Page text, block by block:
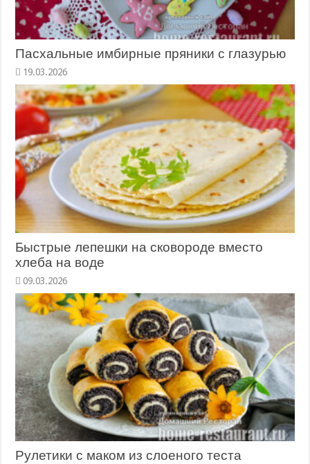
Пасхальные имбирные пряники с глазурью
19.03.2026
Быстрые лепешки на сковороде вместо
хлеба на воде
09.03.2026
Рулетики с маком из слоеного теста